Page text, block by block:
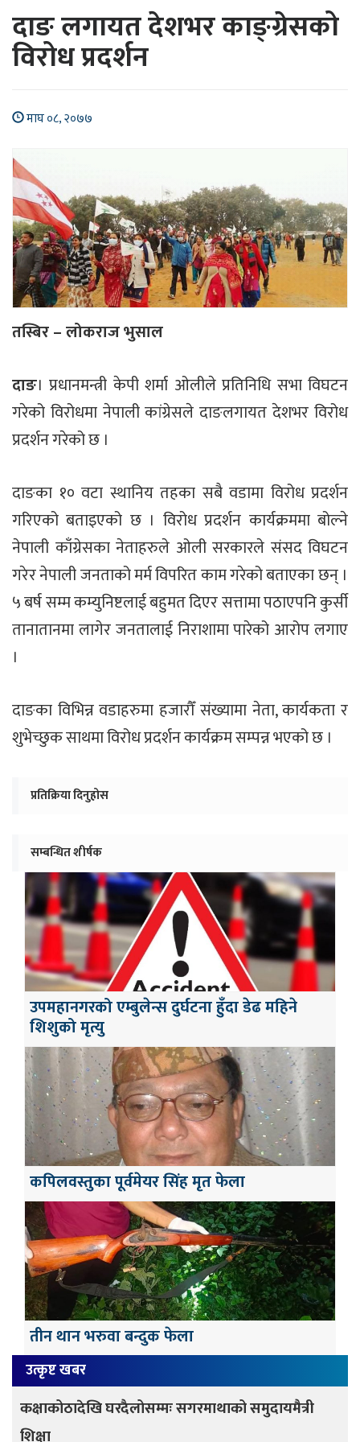
दाङ लगायत देशभर काङ्ग्रेसको
विरोध प्रदर्शन
माघ ०८, २०७७
तस्बिर – लोकराज भुसाल
दाङ। प्रधानमन्त्री केपी शर्मा ओलीले प्रतिनिधि सभा विघटन
गरेको विरोधमा नेपाली कांग्रेसले दाङलगायत देशभर विरोध
प्रदर्शन गरेको छ ।
दाङका १० वटा स्थानिय तहका सबै वडामा विरोध प्रदर्शन
गरिएको बताइएको छ । विरोध प्रदर्शन कार्यक्रममा बोल्ने
नेपाली काँग्रेसका नेताहरुले ओली सरकारले संसद विघटन
गरेर नेपाली जनताको मर्म विपरित काम गरेको बताएका छन् ।
५ बर्ष सम्म कम्युनिष्टलाई बहुमत दिएर सत्तामा पठाएपनि कुर्सी
तानातानमा लागेर जनतालाई निराशामा पारेको आरोप लगाए
।
दाङका विभिन्न वडाहरुमा हजारौँ संख्यामा नेता, कार्यकता र
शुभेच्छुक साथमा विरोध प्रदर्शन कार्यक्रम सम्पन्न भएको छ ।
प्रतिक्रिया दिनुहोस
सम्बन्धित शीर्षक
उपमहानगरको एम्बुलेन्स दुर्घटना हुँदा डेढ महिने
शिशुको मृत्यु
कपिलवस्तुका पूर्वमेयर सिंह मृत फेला
तीन थान भरुवा बन्दुक फेला
उत्कृष्ट खबर
कक्षाकोठादेखि घरदैलोसम्मः सगरमाथाको समुदायमैत्री
शिक्षा